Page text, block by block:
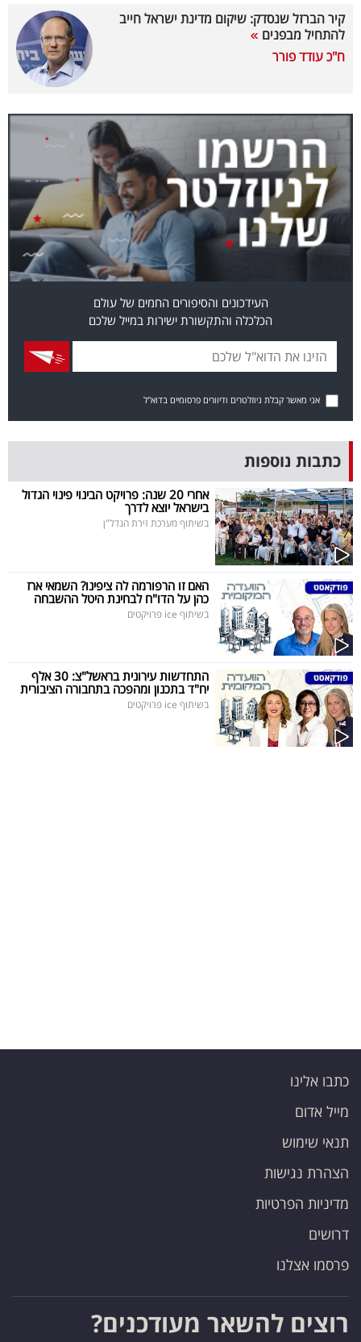
ניוזלטרים
מייל
אדום
אחרינו:
קיר הברזל שנסדק: שיקום מדינת ישראל חייב
להתחיל מבפנים
ח"כ עודד פורר
העידכונים והסיפורים החמים של עולם
הכלכלה והתקשורת ישירות במייל שלכם
אני מאשר קבלת ניוזלטרים ודיוורים פרסומיים בדוא"ל
כתבות נוספות
אחרי 20 שנה: פרויקט הבינוי פינוי הגדול
בישראל יוצא לדרך
בשיתוף מערכת זירת הנדל"ן
האם זו הרפורמה לה ציפינו? השמאי ארז
כהן על הדו"ח לבחינת היטל ההשבחה
בשיתוף ice פרויקטים
התחדשות עירונית בראשל"צ: 30 אלף
יח"ד בתכנון ומהפכה בתחבורה הציבורית
בשיתוף ice פרויקטים
כתבו אלינו
מייל אדום
תנאי שימוש
הצהרת נגישות
מדיניות הפרטיות
דרושים
פרסמו אצלנו
רוצים להשאר מעודכנים?